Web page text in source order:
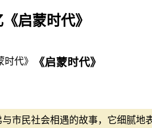
启蒙时代》
《启蒙时代》
与市民社会相遇的故事，它细腻